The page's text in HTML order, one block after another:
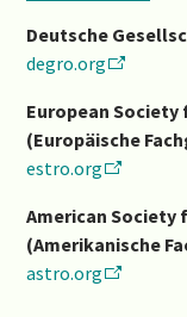
Deutsche
degro.org
European
(Europäische
estro.org
American Society
(Amerikanische
astro.org